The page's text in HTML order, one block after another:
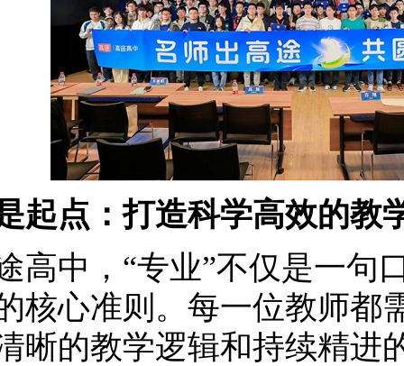
起点：打造科学高效的教
高中，“专业”不仅是一句
核心准则。每一位教师都
晰的教学逻辑和持续精进